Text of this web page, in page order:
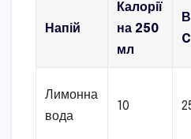
Напій
Калорії
на 250
мл
Лимонна
вода
10